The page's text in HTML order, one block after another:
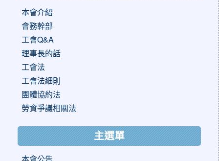
本會介紹
會務幹部
工會Q&A
理事長的話
工會法
工會法細則
團體協約法
勞資爭議相關法
主選單
本會公告